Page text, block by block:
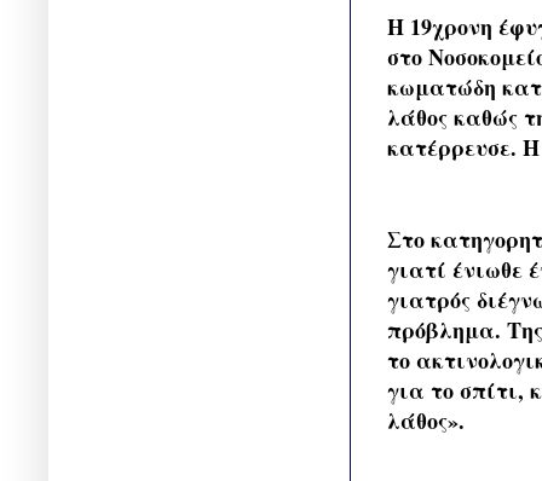
Η 19χρονη
στο
κωματώδη
λάθος καθώς
κατέρρευσε.
Στο
γιατί ένιωθε
γιατρός
πρόβλημα.
το
για το σπίτι,
λάθος».